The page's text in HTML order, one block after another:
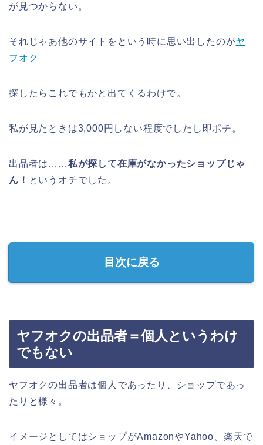
が見つからない。
それじゃあ他のサイトをという時に思い出したのがヤ
フオク
探したらこれでもかと出てくるわけで。
私が見たときは3,000円しない程度でしたし即ポチ。
出品者は……私が探して在庫がなかったショップじゃ
ん！ というオチでした。
目次に戻る
ヤフオクの出品者＝個人というわけ
でもない
ヤフオクの出品者は個人であったり、ショップであっ
たりと様々。
イメージとしてはショップがAmazonやYahoo、楽天で